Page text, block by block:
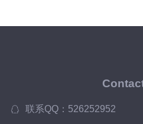
联系QQ：526252952